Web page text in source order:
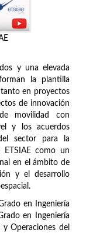
y una elevada
la plantilla
en proyectos
de innovación
movilidad con
y los acuerdos
sector para la
ETSIAE como un
en el ámbito de
y el desarrollo
en Ingeniería
en Ingeniería
Operaciones del